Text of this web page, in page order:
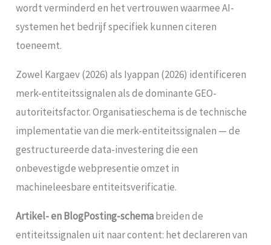
wordt verminderd en het vertrouwen waarmee AI-
systemen het bedrijf specifiek kunnen citeren
toeneemt.
Zowel Kargaev (2026) als Iyappan (2026) identificeren
merk-entiteitssignalen als de dominante GEO-
autoriteitsfactor. Organisatieschema is de technische
implementatie van die merk-entiteitssignalen — de
gestructureerde data-investering die een
onbevestigde webpresentie omzet in
machineleesbare entiteitsverificatie.
Artikel- en BlogPosting-schemabreiden de
entiteitssignalen uit naar content: het declareren van